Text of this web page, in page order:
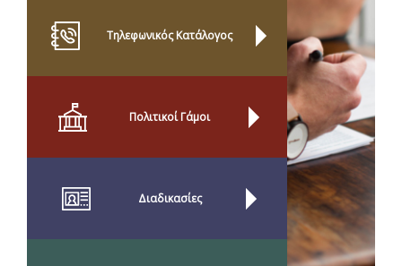
Τηλεφωνικός Κατάλογος
Πολιτικοί Γάμοι
Διαδικασίες